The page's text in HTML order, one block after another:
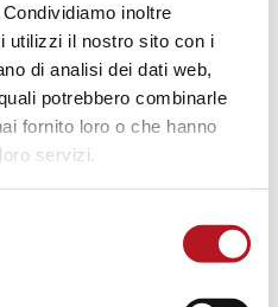
inoltre
utilizzi il nostro sito con i
di analisi dei dati web,
potrebbero combinarle
fornito loro o che hanno
servizi.
è situata in località
da un piccolo parco,
da un coordinatore tecnico